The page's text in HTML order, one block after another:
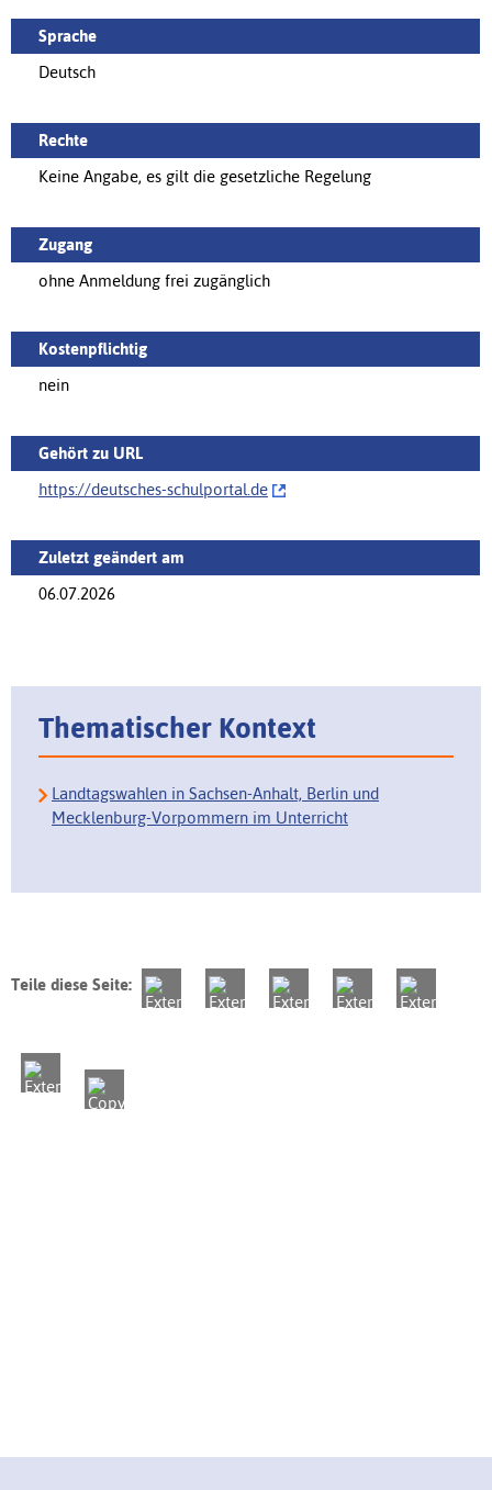
Sprache
Deutsch
Rechte
Keine Angabe, es gilt die gesetzliche Regelung
Zugang
ohne Anmeldung frei zugänglich
Kostenpflichtig
nein
Gehört zu URL
https://‌deutsches-schulportal.de
Zuletzt geändert am
06.07.2026
Thematischer Kontext
Landtagswahlen in Sachsen-Anhalt, Berlin und
Mecklenburg-Vorpommern im Unterricht
Teile diese Seite: